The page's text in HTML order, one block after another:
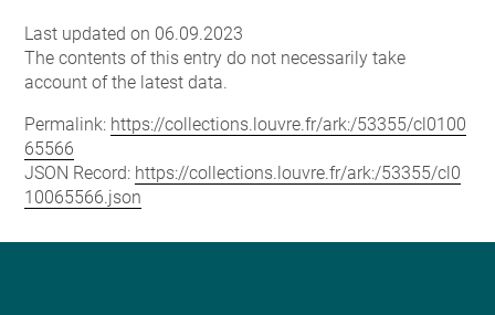
Last updated on 06.09.2023
The contents of this entry do not necessarily take
account of the latest data.
Permalink: https://collections.louvre.fr/ark:/53355/cl0100
65566
JSON Record: https://collections.louvre.fr/ark:/53355/cl0
10065566.json